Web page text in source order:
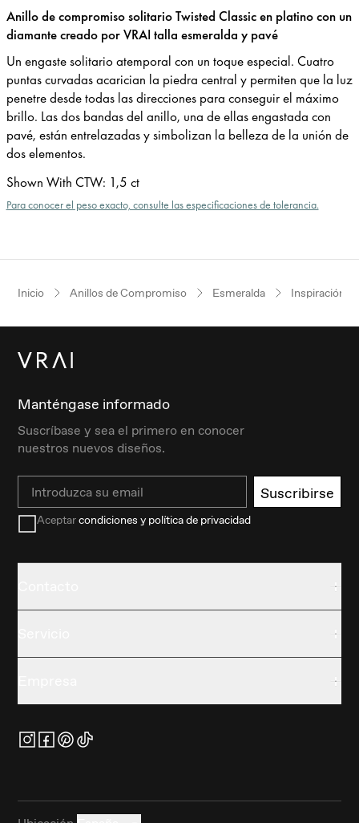
Anillo de compromiso solitario Twisted Classic en platino con un
diamante creado por VRAI talla esmeralda y pavé
Un engaste solitario atemporal con un toque especial. Cuatro
puntas curvadas acarician la piedra central y permiten que la luz
penetre desde todas las direcciones para conseguir el máximo
brillo. Las dos bandas del anillo, una de ellas engastada con
pavé, están entrelazadas y simbolizan la belleza de la unión de
dos elementos.
Shown With CTW: 1,5 ct
Para conocer el peso exacto, consulte las especificaciones de tolerancia.
Inicio Anillos de Compromiso Esmeralda Inspiración
Manténgase informado
Suscríbase y sea el primero en conocer
nuestros nuevos diseños.
Email Suscribirse
Aceptarcondiciones y política de privacidad